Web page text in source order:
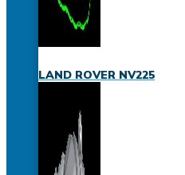
LAND ROVER NV225